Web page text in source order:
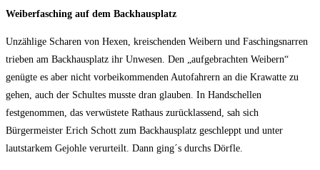
Weiberfasching auf dem Backhausplatz
Unzählige Scharen von Hexen, kreischenden Weibern und Faschingsnarren
trieben am Backhausplatz ihr Unwesen. Den „aufgebrachten Weibern“
genügte es aber nicht vorbeikommenden Autofahrern an die Krawatte zu
gehen, auch der Schultes musste dran glauben. In Handschellen
festgenommen, das verwüstete Rathaus zurücklassend, sah sich
Bürgermeister Erich Schott zum Backhausplatz geschleppt und unter
lautstarkem Gejohle verurteilt. Dann ging´s durchs Dörfle.